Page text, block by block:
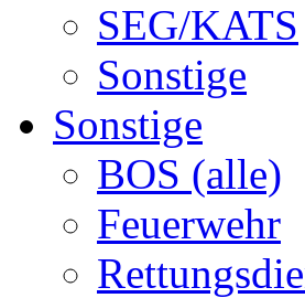
SEG/KATS
Sonstige
Sonstige
BOS (alle)
Feuerwehr